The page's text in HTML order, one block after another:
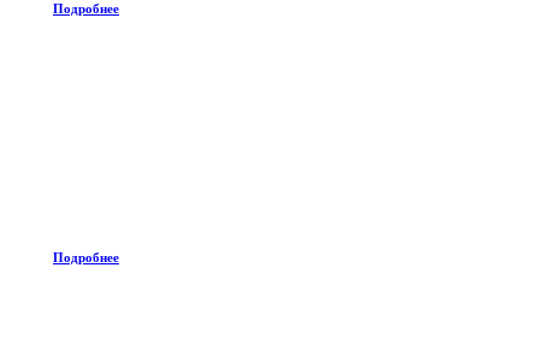
Подробнее
Подробнее